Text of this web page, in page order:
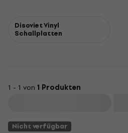
Disoviet Vinyl
Schallplatten
1 - 1 von 1 Produkten
Nicht verfügbar